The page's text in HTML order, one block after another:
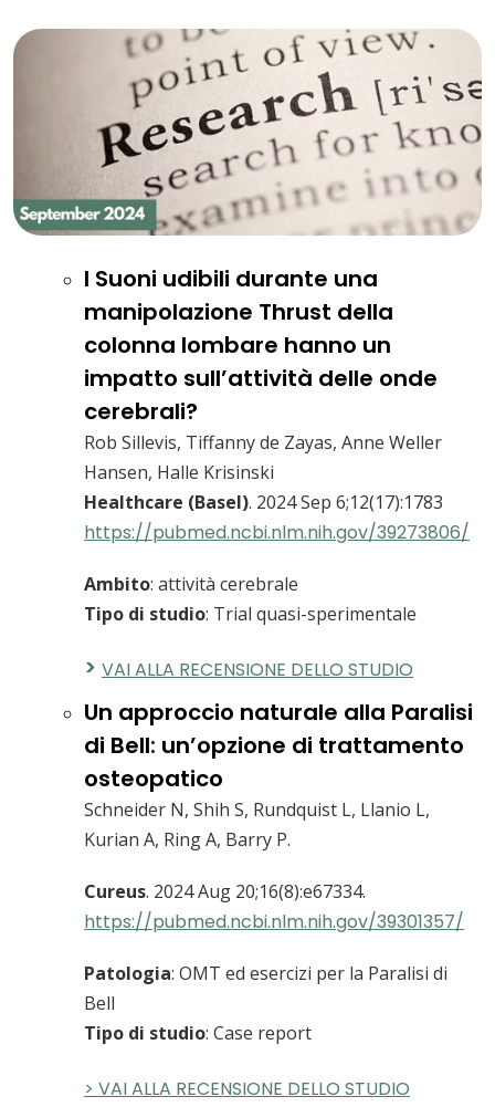
I Suoni udibili durante una
manipolazione Thrust della
colonna lombare hanno un
impatto sull’attività delle onde
cerebrali?
Rob Sillevis, Tiffanny de Zayas, Anne Weller
Hansen, Halle Krisinski
Healthcare (Basel). 2024 Sep 6;12(17):1783
https://pubmed.ncbi.nlm.nih.gov/39273806/
Ambito: attività cerebrale
Tipo di studio: Trial quasi-sperimentale
> VAI ALLA RECENSIONE DELLO STUDIO
Un approccio naturale alla Paralisi
di Bell: un’opzione di trattamento
osteopatico
Schneider N, Shih S, Rundquist L, Llanio L,
Kurian A, Ring A, Barry P.
Cureus. 2024 Aug 20;16(8):e67334.
https://pubmed.ncbi.nlm.nih.gov/39301357/
Patologia: OMT ed esercizi per la Paralisi di
Bell
Tipo di studio: Case report
> VAI ALLA RECENSIONE DELLO STUDIO